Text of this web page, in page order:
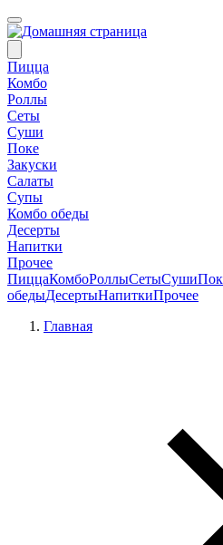
Пицца
Комбо
Роллы
Сеты
Суши
Поке
Закуски
Салаты
Супы
Комбо обеды
Десерты
Напитки
Прочее
ПиццаКомбоРоллыСетыСуши
обедыДесертыНапиткиПрочее
Главная